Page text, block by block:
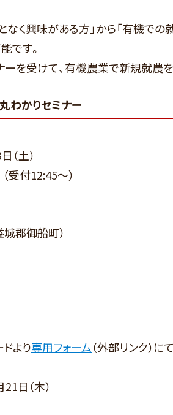
なく興味がある方」から「有機での
です。
ーを受けて、有機農業で新規就農
わかりセミナー
土）
付12:45～）
郡御船町）
より専用フォーム（外部リンク）
日（木）